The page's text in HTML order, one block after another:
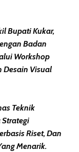
Bupati Kukar,
Badan
Workshop
Desain Visual
Teknik
Strategi
Riset, Dan
Menarik.